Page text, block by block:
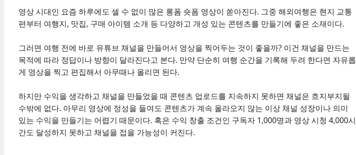
영상 시대인 요즘 하루에도 셀 수 없이 많은 롱폼 숏폼 영상이 쏟아진다. 그중 해외여행은 현지 교통
편부터 여행지, 맛집, 구매 아이템 소개 등 다양하고 개성 있는 콘텐츠를 만들기에 좋은 소재이다.
그러면 여행 전에 바로 유튜브 채널을 만들어서 영상을 찍어두는 것이 좋을까? 이건 채널을 만드는
목적에 따라 정답이나 방향이 달라진다고 본다. 만약 단순히 여행 순간을 기록해 두려 한다면 자유롭
게 영상을 찍고 편집해서 아무때나 올리면 된다.
하지만 수익을 생각하고 채널을 만들었을 때 콘텐츠 업로드를 지속하지 못하면 채널은 흐지부지될
수밖에 없다. 아무리 영상에 정성을 들여도 콘텐츠가 계속 올라오지 않는 이상 채널 성장이나 의미
있는 수익을 만들기는 어렵기 때문이다. 혹은 수익 창출 조건인 구독자 1,000명과 영상 시청 4,000시
간도 달성하지 못하고 채널을 접을 가능성이 커진다.